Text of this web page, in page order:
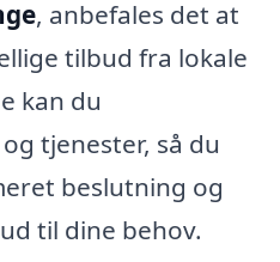
, anbefales det at
tilbud fra lokale
kan du
tjenester, så du
beslutning og
til dine behov.